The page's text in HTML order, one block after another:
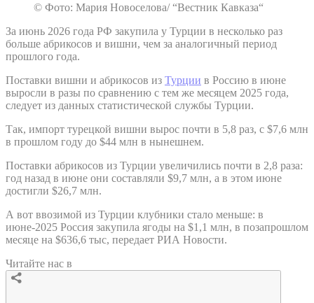
© Фото: Мария Новоселова/ “Вестник Кавказа“
За июнь 2026 года РФ закупила у Турции в несколько раз
больше абрикосов и вишни, чем за аналогичный период
прошлого года.
Поставки вишни и абрикосов из Турции в Россию в июне
выросли в разы по сравнению с тем же месяцем 2025 года,
следует из данных статистической службы Турции.
Так, импорт турецкой вишни вырос почти в 5,8 раз, с $7,6 млн
в прошлом году до $44 млн в нынешнем.
Поставки абрикосов из Турции увеличились почти в 2,8 раза:
год назад в июне они составляли $9,7 млн, а в этом июне
достигли $26,7 млн.
А вот ввозимой из Турции клубники стало меньше: в
июне-2025 Россия закупила ягоды на $1,1 млн, в позапрошлом
месяце на $636,6 тыс, передает РИА Новости.
Читайте нас в